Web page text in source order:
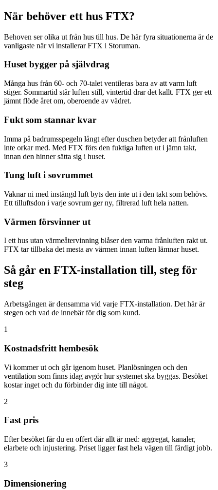
När behöver ett hus FTX?
Behoven ser olika ut från hus till hus. De här fyra situationerna är de
vanligaste när vi installerar FTX i Storuman.
Huset bygger på självdrag
Många hus från 60- och 70-talet ventileras bara av att varm luft
stiger. Sommartid står luften still, vintertid drar det kallt. FTX ger ett
jämnt flöde året om, oberoende av vädret.
Fukt som stannar kvar
Imma på badrumsspegeln långt efter duschen betyder att frånluften
inte orkar med. Med FTX förs den fuktiga luften ut i jämn takt,
innan den hinner sätta sig i huset.
Tung luft i sovrummet
Vaknar ni med instängd luft byts den inte ut i den takt som behövs.
Ett tilluftsdon i varje sovrum ger ny, filtrerad luft hela natten.
Värmen försvinner ut
I ett hus utan värmeåtervinning blåser den varma frånluften rakt ut.
FTX tar tillbaka det mesta av värmen innan luften lämnar huset.
Så går en FTX-installation till, steg för
steg
Arbetsgången är densamma vid varje FTX-installation. Det här är
stegen och vad de innebär för dig som kund.
1
Kostnadsfritt hembesök
Vi kommer ut och går igenom huset. Planlösningen och den
ventilation som finns idag avgör hur systemet ska byggas. Besöket
kostar inget och du förbinder dig inte till något.
2
Fast pris
Efter besöket får du en offert där allt är med: aggregat, kanaler,
elarbete och injustering. Priset ligger fast hela vägen till färdigt jobb.
3
Dimensionering